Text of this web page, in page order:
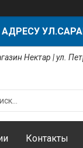
Нектар | ул.
Контакты